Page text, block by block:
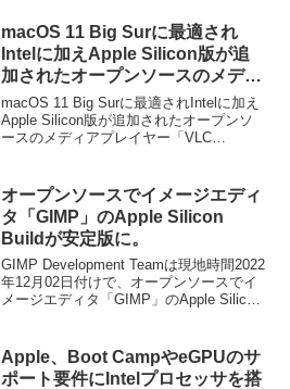
macOS 11 Big Surに最適され
Intelに加えApple Silicon版が追
加されたオープンソースのメディ
アプレイヤー「VLC v3.0.12」が
リリース。
macOS 11 Big Surに最適されIntelに加え
Apple Silicon版が追加されたオープンソ
ースのメディアプレイヤー「VLC
オープンソースでイメージエディ
タ「GIMP」のApple Silicon
Buildが安定版に。
GIMP Development Teamは現地時間2022
年12月02日付けで、オープンソースでイ
メージエディタ「GIMP」のApple Silicon
Apple、Boot CampやeGPUのサ
ポート要件にIntelプロセッサを搭